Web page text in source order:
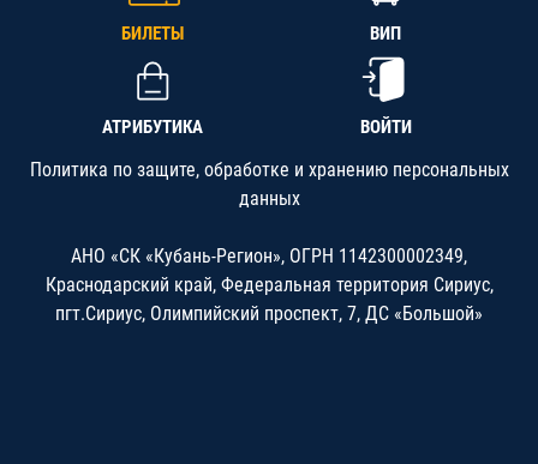
БИЛЕТЫ ВИП
АТРИБУТИКА ВОЙТИ
Политика по защите, обработке и хранению персональных
данных
АНО «СК «Кубань-Регион», ОГРН 1142300002349,
Краснодарский край, Федеральная территория Сириус,
пгт.Сириус, Олимпийский проспект, 7, ДС «Большой»